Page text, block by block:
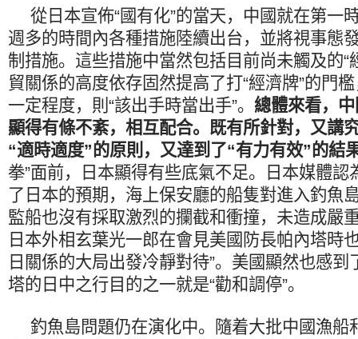
從日本宣佈“國有化”的當天，中國就在第一
週多的時間內各種措施陸續出台，並將視事態
制措施。這些措施中當然包括目前尚未觸及的“
貿關係的高度依存固然提高了打“經濟牌”的門
一定程度，則“該出手時當出手”。 總體來看，
顯得有條不紊，相互配合。既有所針對，又講
“適時適度”的原則，又達到了“有力有效”的結
拳”面前，日本顯得有些底氣不足。日本媒體認
了日本的預期，海上保安廳的船隻對進入釣魚
監船也沒有採取激烈的攔截和衝撞，未造成嚴
日本外相玄葉光一郎在會見美國防長帕內塔時
日關係的大局出發冷靜對待”。美國顯然也感到
塔的日中之行目的之一就是“勸和調停”。
釣魚島問題仍在演化中。隨着大批中國漁船